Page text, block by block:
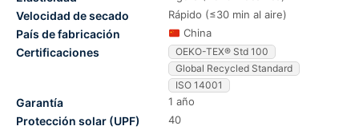
Velocidad de secado Rápido (≤30 min al aire)
País de fabricación China
Certificaciones
OEKO-TEX® Std 100
Global Recycled Standard
ISO 14001
Garantía 1 año
Protección solar (UPF) 40